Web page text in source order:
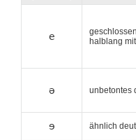
e
halblang
ə unbetontes
ɘ ähnlich